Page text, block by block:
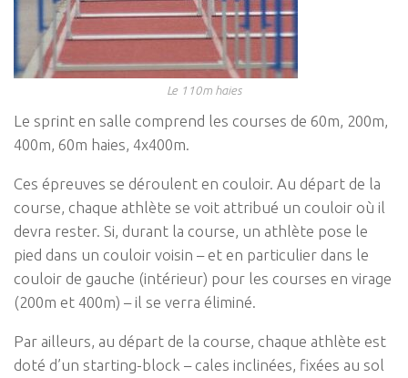
Le 110m haies
Le sprint en salle comprend les courses de 60m, 200m,
400m, 60m haies, 4x400m.
Ces épreuves se déroulent en couloir. Au départ de la
course, chaque athlète se voit attribué un couloir où il
devra rester. Si, durant la course, un athlète pose le
pied dans un couloir voisin – et en particulier dans le
couloir de gauche (intérieur) pour les courses en virage
(200m et 400m) – il se verra éliminé.
Par ailleurs, au départ de la course, chaque athlète est
doté d’un starting-block – cales inclinées, fixées au sol